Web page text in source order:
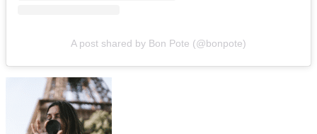
A post shared by Bon Pote (@bonpote)